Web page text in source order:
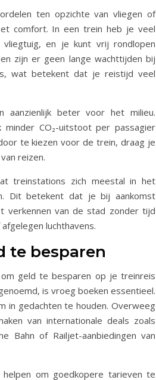
ten opzichte van vliegen of
comfort. In een trein heb je veel
en je kunt vrij rondlopen
zijn er geen lange wachttijden bij
wat betekent dat je reistijd veel
aanzienlijk beter voor het milieu.
minder CO₂-uitstoot per passagier
te kiezen voor de trein, draag je
reizen.
treinstations zich meestal in het
Dit betekent dat je bij aankomst
verkennen van de stad zonder tijd
luchthavens.
te besparen
geld te besparen op je treinreis
is vroeg boeken essentieel.
in gedachten te houden. Overweeg
van internationale deals zoals
Bahn of Railjet-aanbiedingen van
helpen om goedkopere tarieven te